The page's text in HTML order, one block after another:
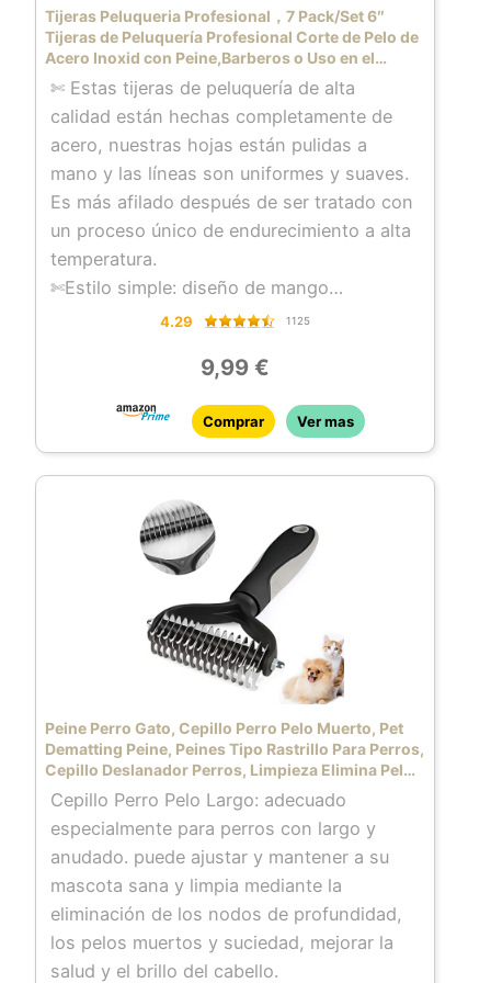
recortar la barba. Bordes afilados para un
proceso de corte suave, perfecto para
cortar cabello húmedo o seco. Nuestras
tijeras profesionales de peluquería son
ideales para salones de peluquería o
incluso para uso doméstico.
Tijeras Peluqueria Profesional，7 Pack/Set 6″
Tijeras de Peluquería Profesional Corte de Pelo de
Acero Inoxid con Peine,Barberos o Uso en el
Hogar, Ligero y Agudo
✄ Estas tijeras de peluquería de alta
calidad están hechas completamente de
acero, nuestras hojas están pulidas a
mano y las líneas son uniformes y suaves.
Es más afilado después de ser tratado con
un proceso único de endurecimiento a alta
temperatura.
✄Estilo simple: diseño de mango
desplazado: muy ergonómico y reduce la
reduce el traqueteo y la fricción de las
tijeras de peluquería
✄ Con estas tijeras de pelo podrás cortar
el flequillo, recortar las puntas e incluso
proceso de corte suave, perfecto para
cortar cabello húmedo o seco. Nuestras
tijeras profesionales de peluquería son
ideales para salones de peluquería o
incluso para uso doméstico.
✄Nuevo diseño con voltaje de ajuste azul
para hacer más fácil y cómodo el corte de
inserciones de goma extraíbles para
adaptarse a cualquier pulgar y dedo.
✄El paquete incluye: 1 tijera de pelo
normal; 1 tijera de adelgazamiento; 1 paño
de limpieza; 1 peine de aseo; 1 funda
gratis.
4.29 1125
9,99 €
Comprar Ver mas
Peine Perro Gato, Cepillo Perro Pelo Muerto, Pet
Dematting Peine, Peines Tipo Rastrillo Para Perros,
Cepillo Deslanador Perros, Limpieza Elimina Pelos
Muertos Y Desenred a Los Nudos El Cabello (Dual)
Cepillo Perro Pelo Largo: adecuado
especialmente para perros con largo y
anudado. puede ajustar y mantener a su
mascota sana y limpia mediante la
eliminación de los nodos de profundidad,
los pelos muertos y suciedad, mejorar la
salud y el brillo del cabello.